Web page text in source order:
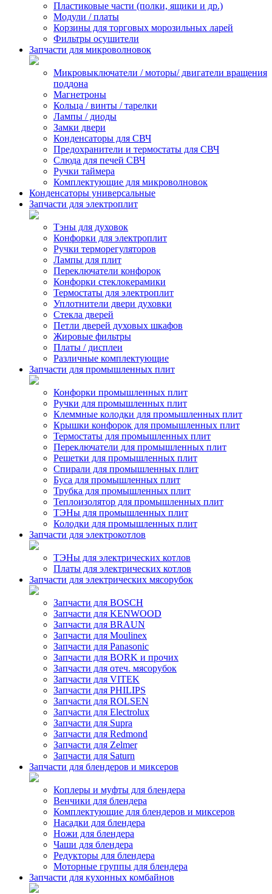
Пластиковые части (полки, ящики и др.)
Модули / платы
Корзины для торговых морозильных ларей
Фильтры осушители
Запчасти для микроволновок
Микровыключатели / моторы/ двигатели вращения
поддона
Магнетроны
Кольца / винты / тарелки
Лампы / диоды
Замки двери
Конденсаторы для СВЧ
Предохранители и термостаты для СВЧ
Слюда для печей СВЧ
Ручки таймера
Комплектующие для микроволновок
Конденсаторы универсальные
Запчасти для электроплит
Тэны для духовок
Конфорки для электроплит
Ручки терморегуляторов
Лампы для плит
Переключатели конфорок
Конфорки стеклокерамики
Термостаты для электроплит
Уплотнители двери духовки
Стекла дверей
Петли дверей духовых шкафов
Жировые фильтры
Платы / дисплеи
Различные комплектующие
Запчасти для промышленных плит
Конфорки промышленных плит
Ручки для промышленных плит
Клеммные колодки для промышленных плит
Крышки конфорок для промышленных плит
Термостаты для промышленных плит
Переключатели для промышленных плит
Решетки для промышленных плит
Спирали для промышленных плит
Буса для промышленных плит
Трубка для промышленных плит
Теплоизолятор для промышленных плит
ТЭНы для промышленных плит
Колодки для промышленных плит
Запчасти для электрокотлов
ТЭНы для электрических котлов
Платы для электрических котлов
Запчасти для электрических мясорубок
Запчасти для BOSCH
Запчасти для KENWOOD
Запчасти для BRAUN
Запчасти для Moulinex
Запчасти для Panasonic
Запчасти для BORK и прочих
Запчасти для отеч. мясорубок
Запчасти для VITEK
Запчасти для PHILIPS
Запчасти для ROLSEN
Запчасти для Electrolux
Запчасти для Supra
Запчасти для Redmond
Запчасти для Zelmer
Запчасти для Saturn
Запчасти для блендеров и миксеров
Коплеры и муфты для блендера
Венчики для блендера
Комплектующие для блендеров и миксеров
Насадки для блендера
Ножи для блендера
Чаши для блендера
Редукторы для блендера
Моторные группы для блендера
Запчасти для кухонных комбайнов